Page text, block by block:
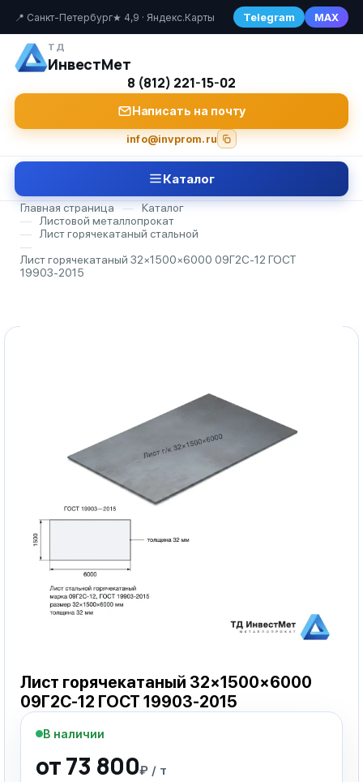
📍 Санкт-Петербург★ 4,9 · Яндекс.Карты Telegram MAX
ТД
ИнвестМет
8 (812) 221-15-02
Написать на почту
info@invprom.ru
Каталог
Главная страница —
Каталог
—
Листовой металлопрокат
—
Лист горячекатаный стальной
—
Лист горячекатаный 32×1500×6000 09Г2С-12 ГОСТ
19903-2015
Лист горячекатаный 32×1500×6000
09Г2С-12 ГОСТ 19903-2015
В наличии
от 73 800₽ / т